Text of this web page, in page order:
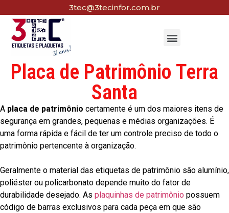
3tec@3tecinfor.com.br
Placa de Patrimônio Terra
Santa
A placa de patrimônio certamente é um dos maiores itens de
segurança em grandes, pequenas e médias organizações. É
uma forma rápida e fácil de ter um controle preciso de todo o
patrimônio pertencente à organização.
Geralmente o material das etiquetas de patrimônio são alumínio,
poliéster ou policarbonato depende muito do fator de
durabilidade desejado. As plaquinhas de patrimônio possuem
código de barras exclusivos para cada peça em que são